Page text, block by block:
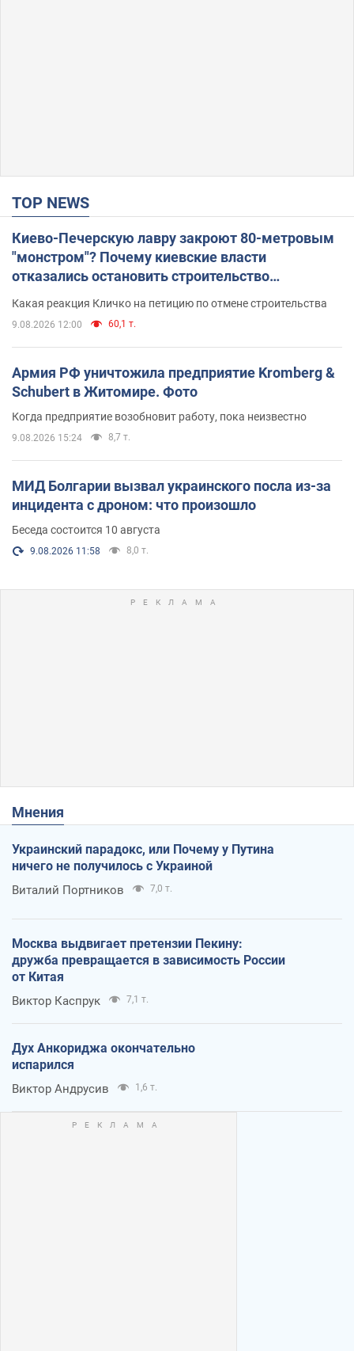
TOP NEWS
Киево-Печерскую лавру закроют 80-метровым
"монстром"? Почему киевские власти
отказались остановить строительство
Какая реакция Кличко на петицию по отмене строительства
9.08.2026 12:00 60,1 т.
Армия РФ уничтожила предприятие Kromberg &
Schubert в Житомире. Фото
Когда предприятие возобновит работу, пока неизвестно
9.08.2026 15:24 8,7 т.
МИД Болгарии вызвал украинского посла из-за
инцидента с дроном: что произошло
Беседа состоится 10 августа
9.08.2026 11:58 8,0 т.
Мнения
Украинский парадокс, или Почему у Путина
ничего не получилось с Украиной
Виталий Портников 7,0 т.
Москва выдвигает претензии Пекину:
дружба превращается в зависимость России
от Китая
Виктор Каспрук 7,1 т.
Дух Анкориджа окончательно
испарился
Виктор Андрусив 1,6 т.